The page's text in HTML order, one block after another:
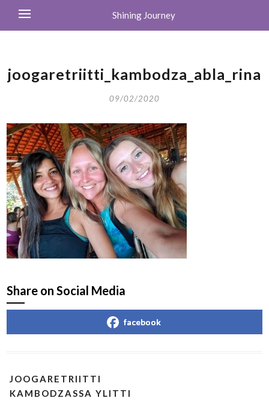
Shining Journey
joogaretriitti_kambodza_abla_rina
09/02/2020
Share on Social Media
facebook
JOOGARETRIITTI
KAMBODZASSA YLITTI